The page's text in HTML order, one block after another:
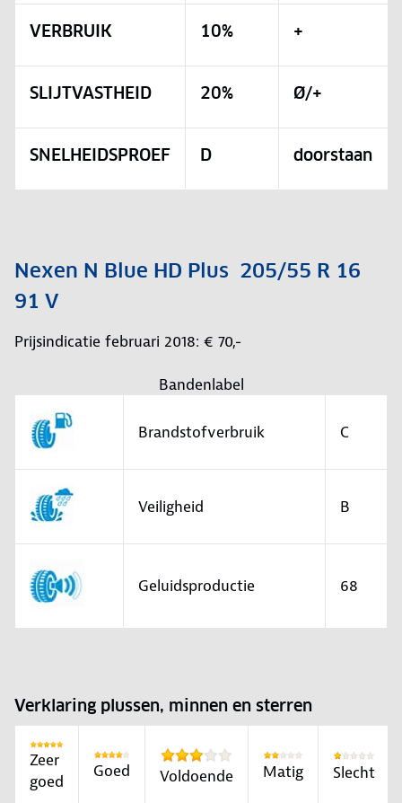
VERBRUIK 10% +
SLIJTVASTHEID 20% Ø/+
SNELHEIDSPROEF D doorstaan
Nexen N Blue HD Plus 205/55 R 16
91 V
Prijsindicatie februari 2018: € 70,-
Bandenlabel
Brandstofverbruik C
Veiligheid B
Geluidsproductie 68
Verklaring plussen, minnen en sterren
Zeer
goed
Goed Voldoende Matig Slecht